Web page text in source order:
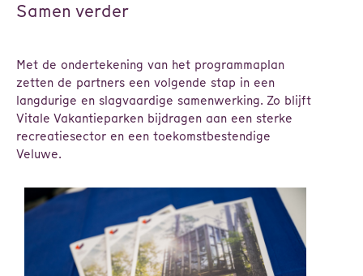
Samen verder
Met de ondertekening van het programmaplan
zetten de partners een volgende stap in een
langdurige en slagvaardige samenwerking. Zo blijft
Vitale Vakantieparken bijdragen aan een sterke
recreatiesector en een toekomstbestendige
Veluwe.